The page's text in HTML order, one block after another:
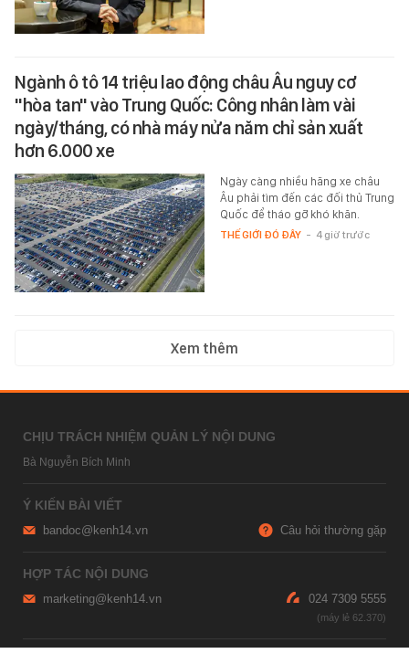
Ngành ô tô 14 triệu lao động châu Âu nguy cơ
"hòa tan" vào Trung Quốc: Công nhân làm vài
ngày/tháng, có nhà máy nửa năm chỉ sản xuất
hơn 6.000 xe
Ngày càng nhiều hãng xe châu
Âu phải tìm đến các đối thủ Trung
Quốc để tháo gỡ khó khăn.
THẾ GIỚI ĐÓ ĐÂY - 4 giờ trước
Xem thêm
CHỊU TRÁCH NHIỆM QUẢN LÝ NỘI DUNG
Bà Nguyễn Bích Minh
Ý KIẾN BÀI VIẾT
bandoc@kenh14.vn Câu hỏi thường gặp
HỢP TÁC NỘI DUNG
marketing@kenh14.vn 024 7309 5555